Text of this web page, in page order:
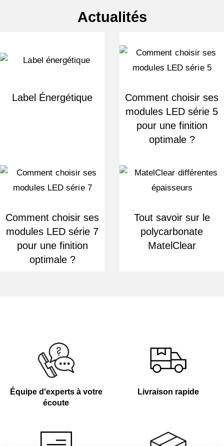
Actualités
Label Énergétique
Comment choisir ses
modules LED série 5
pour une finition
optimale ?
Comment choisir ses
modules LED série 7
pour une finition
optimale ?
Tout savoir sur le
polycarbonate
MatelClear
Équipe d'experts à votre
écoute
Livraison rapide